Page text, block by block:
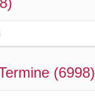
(6998)